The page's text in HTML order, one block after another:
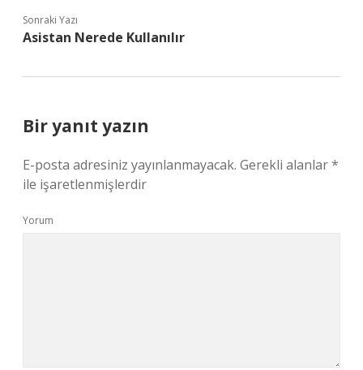
Sonraki Yazı
Asistan Nerede Kullanılır
Bir yanıt yazın
E-posta adresiniz yayınlanmayacak. Gerekli alanlar*
ile işaretlenmişlerdir
Yorum